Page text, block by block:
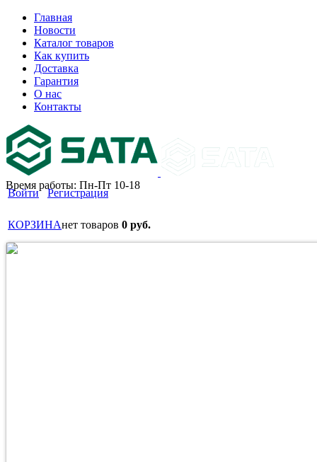
Главная
Новости
Каталог товаров
Как купить
Доставка
Гарантия
О нас
Контакты
Время работы: Пн-Пт 10-18
Войти Регистрация
КОРЗИНАнет товаров 0 руб.